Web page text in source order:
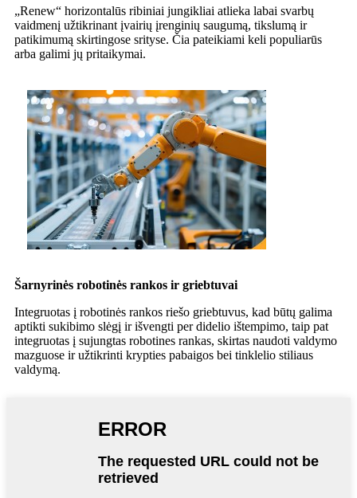
„Renew“ horizontalūs ribiniai jungikliai atlieka labai svarbų
vaidmenį užtikrinant įvairių įrenginių saugumą, tikslumą ir
patikimumą skirtingose ​​srityse. Čia pateikiami keli populiarūs
arba galimi jų pritaikymai.
Šarnyrinės robotinės rankos ir griebtuvai
Integruotas į robotinės rankos riešo griebtuvus, kad būtų galima
aptikti sukibimo slėgį ir išvengti per didelio ištempimo, taip pat
integruotas į sujungtas robotines rankas, skirtas naudoti valdymo
mazguose ir užtikrinti krypties pabaigos bei tinklelio stiliaus
valdymą.